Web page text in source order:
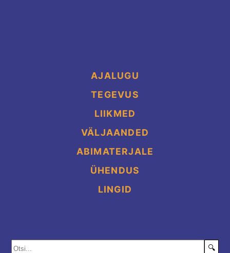
AJALUGU
TEGEVUS
LIIKMED
VÄLJAANDED
ABIMATERJALE
ÜHENDUS
LINGID
🔍